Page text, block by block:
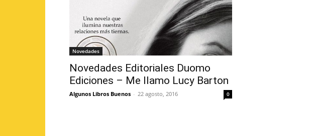
Novedades
Novedades Editoriales Duomo
Ediciones – Me llamo Lucy Barton
Algunos Libros Buenos - 22 agosto, 2016 0